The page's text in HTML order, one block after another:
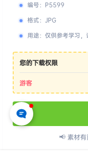
编号： P5599
格式： JPG
用途： 仅供参考学习，
您的下载权限
游客
📢 素材